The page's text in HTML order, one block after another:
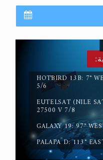
HOTBIRD 13B: 7°
5/6
EUTELSAT (NILE
27500 V 7/8
GALAXY 19: 97°
PALAPA D: 113°